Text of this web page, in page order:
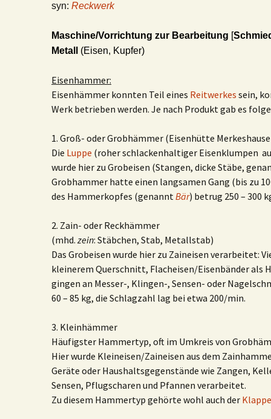
syn: Reckwerk
Maschine/Vorrichtung zur Bearbeitung [
Metall
(Eisen, Kupfer)
Eisenhammer:
Eisenhämmer konnten Teil eines Reitwerkes sein,
Werk betrieben werden. Je nach Produkt gab es
1. Groß- oder Grobhämmer (Eisenhütte
Die Luppe (roher schlackenhaltiger Eisenklumpen
wurde hier zu Grobeisen (Stangen, dicke Stäbe,
Grobhammer hatte einen langsamen Gang (bis zu
des Hammerkopfes (genanntBär) betrug 250 – 300
2. Zain- oder Reckhämmer
(mhd. zein: Stäbchen, Stab, Metallstab)
Das Grobeisen wurde hier zu Zaineisen verarbeitet:
kleinerem Querschnitt, Flacheisen/Eisenbänder als
gingen an Messer-, Klingen-, Sensen- oder
60 – 85 kg, die Schlagzahl lag bei etwa 200/min.
3. Kleinhämmer
Häufigster Hammertyp, oft im Umkreis von
Hier wurde Kleineisen/Zaineisen aus dem
Geräte oder Haushaltsgegenstände wie Zangen,
Sensen, Pflugscharen und Pfannen verarbeitet.
Zu diesem Hammertyp gehörte wohl auch der